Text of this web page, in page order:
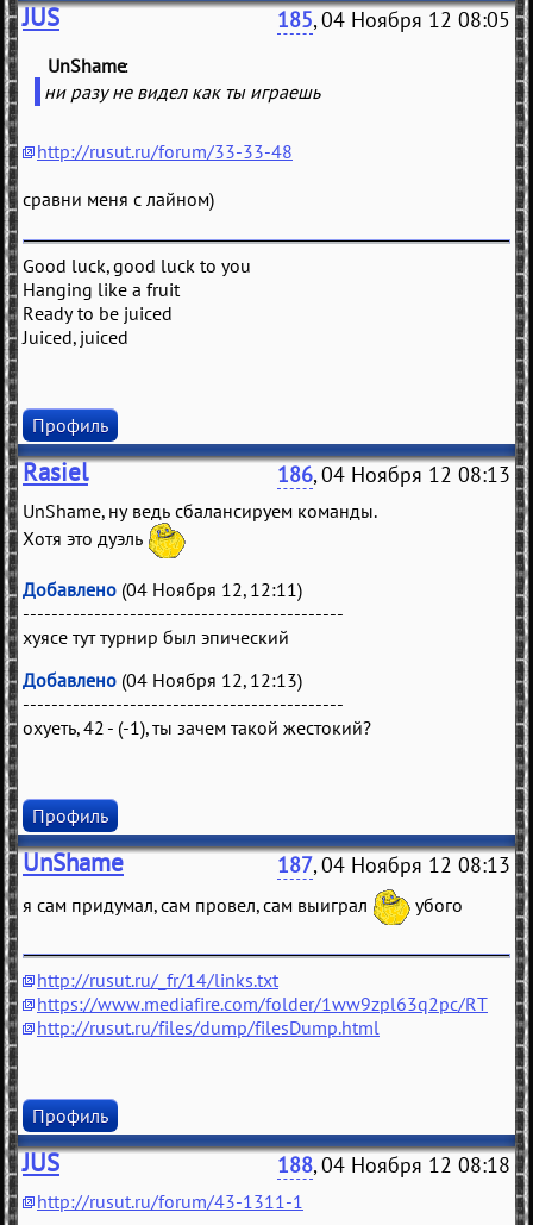
JUS 185, 04 Ноября 12 08:05
UnShame
ни разу не видел как ты играешь
http://rusut.ru/forum/33-33-48
сравни меня с лайном)
Good luck, good luck to you
Hanging like a fruit
Ready to be juiced
Juiced, juiced
Профиль
Rasiel 186, 04 Ноября 12 08:13
UnShame, ну ведь сбалансируем команды.
Хотя это дуэль
Добавлено (04 Ноября 12, 12:11)
---------------------------------------------
хуясе тут турнир был эпический
Добавлено (04 Ноября 12, 12:13)
---------------------------------------------
охуеть, 42 - (-1), ты зачем такой жестокий?
Профиль
UnShame 187, 04 Ноября 12 08:13
я сам придумал, сам провел, сам выиграл убого
http://rusut.ru/_fr/14/links.txt
https://www.mediafire.com/folder/1ww9zpl63q2pc/RT
http://rusut.ru/files/dump/filesDump.html
Профиль
JUS 188, 04 Ноября 12 08:18
http://rusut.ru/forum/43-1311-1